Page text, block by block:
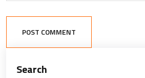
POST COMMENT
Search